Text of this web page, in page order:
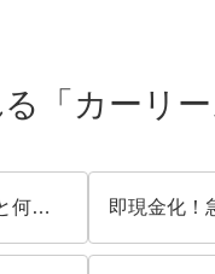
「カーリ
車買取他店と何が違う?売却後に乗り続けられる唯一のメリット